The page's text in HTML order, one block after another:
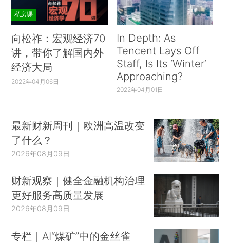
私房课
向松祚：宏观经济70
讲，带你了解国内外
经济大局
2022年04月06日
In Depth: As
Tencent Lays Off
Staff, Is Its ‘Winter’
Approaching?
2022年04月01日
最新财新周刊｜欧洲高温改变
了什么？
2026年08月09日
财新观察｜健全金融机构治理
更好服务高质量发展
2026年08月09日
专栏｜AI“煤矿”中的金丝雀